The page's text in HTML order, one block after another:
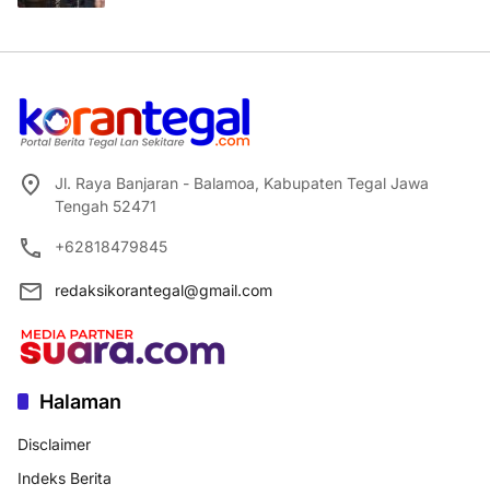
Jl. Raya Banjaran - Balamoa, Kabupaten Tegal Jawa
Tengah 52471
+62818479845
redaksikorantegal@gmail.com
Halaman
Disclaimer
Indeks Berita